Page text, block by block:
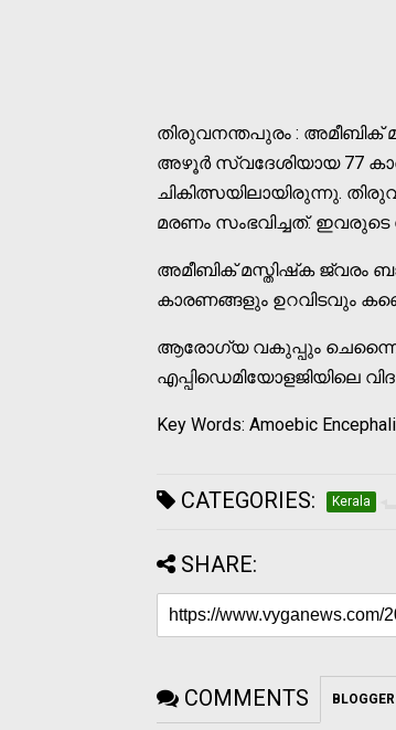
തിരുവനന്തപുരം : അമീബിക്
അഴൂർ സ്വദേശിയായ 77
ചികിത്സയിലായിരുന്നു.
മരണം സംഭവിച്ചത്.
അമീബിക് മസ്തിഷ്‌ക ജ്വരം
കാരണങ്ങളും ഉറവിടവും
ആരോഗ്യ വകുപ്പും ചെന്നൈ
എപ്പിഡെമിയോളജിയിലെ
Key Words: Amoebic
CATEGORIES: Kerala
SHARE:
COMMENTS BLOGGER